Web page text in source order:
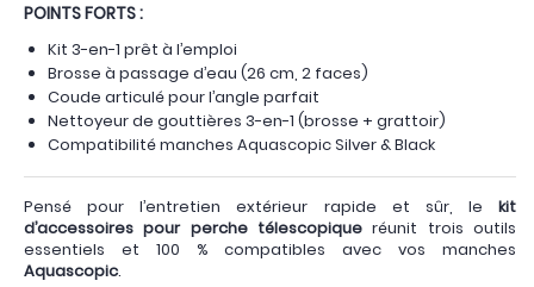
POINTS FORTS :
Kit 3-en-1 prêt à l’emploi
Brosse à passage d’eau (26 cm, 2 faces)
Coude articulé pour l’angle parfait
Nettoyeur de gouttières 3-en-1 (brosse + grattoir)
Compatibilité manches Aquascopic Silver & Black
Pensé pour l’entretien extérieur rapide et sûr, le kit
d’accessoires pour perche télescopique réunit trois outils
essentiels et 100 % compatibles avec vos manches
Aquascopic.